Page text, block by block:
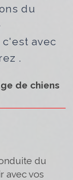
du
avec
.
de chiens
du
avec vos